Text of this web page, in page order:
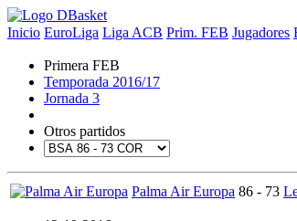
Inicio EuroLiga Liga ACB Prim. FEB Jugadores
Primera FEB
Temporada 2016/17
Jornada 3
Otros partidos
Palma Air Europa 86 - 73